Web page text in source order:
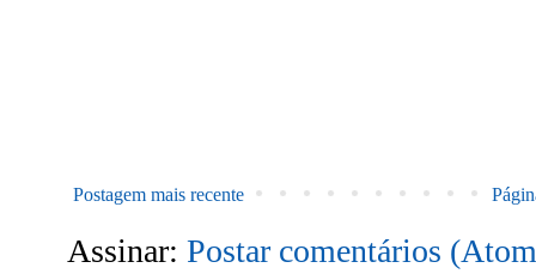
Postagem mais recente
Assinar: Postar comentários